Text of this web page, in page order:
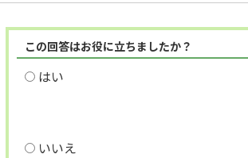
この回答はお役に立ちましたか？
はい
いいえ